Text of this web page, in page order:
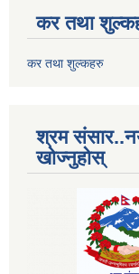
कर तथा
कर तथा शुल्कहरु
श्रम
खोज्नुहोस्